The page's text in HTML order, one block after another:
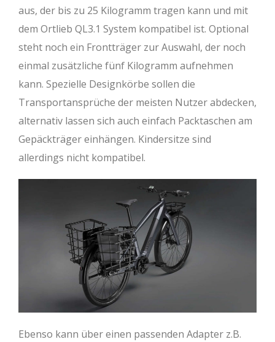
aus, der bis zu 25 Kilogramm tragen kann und mit
dem Ortlieb QL3.1 System kompatibel ist. Optional
steht noch ein Frontträger zur Auswahl, der noch
einmal zusätzliche fünf Kilogramm aufnehmen
kann. Spezielle Designkörbe sollen die
Transportansprüche der meisten Nutzer abdecken,
alternativ lassen sich auch einfach Packtaschen am
Gepäckträger einhängen. Kindersitze sind
allerdings nicht kompatibel.
Ebenso kann über einen passenden Adapter z.B.